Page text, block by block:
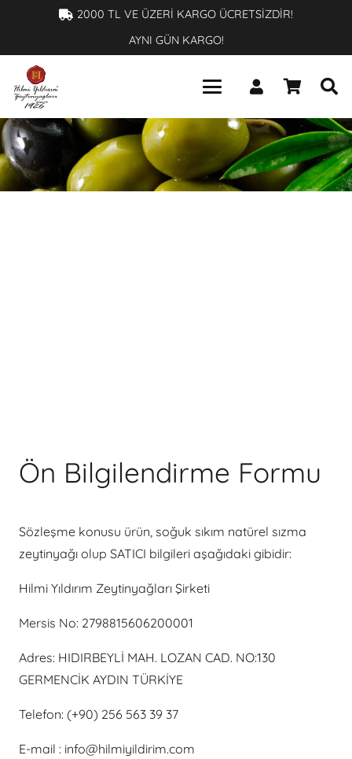
2000 TL VE ÜZERİ KARGO ÜCRETSİZDİR!
AYNI GÜN KARGO!
Ön Bilgilendirme Formu
Sözleşme konusu ürün, soğuk sıkım natürel sızma
zeytinyağı olup SATICI bilgileri aşağıdaki gibidir:
Hilmi Yıldırım Zeytinyağları Şirketi
Mersis No: 2798815606200001
Adres: HIDIRBEYLİ MAH. LOZAN CAD. NO:130
GERMENCİK AYDIN TÜRKİYE
Telefon: (+90) 256 563 39 37
E-mail : info@hilmiyildirim.com